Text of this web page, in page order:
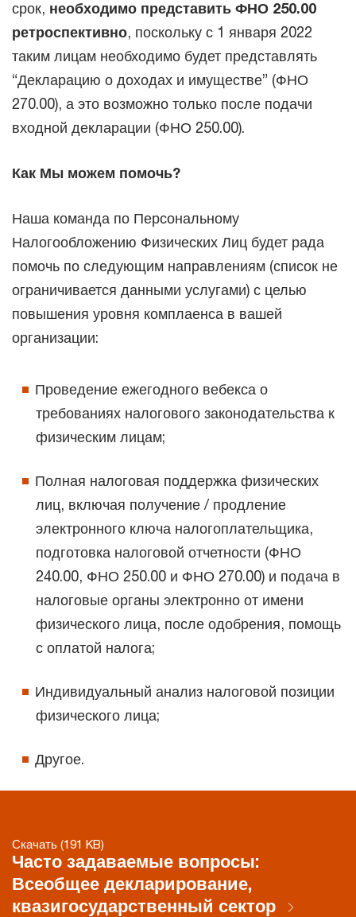
срок, необходимо представить ФНО 250.00
ретроспективно, поскольку с 1 января 2022
таким лицам необходимо будет представлять
“Декларацию о доходах и имуществе” (ФНО
270.00), а это возможно только после подачи
входной декларации (ФНО 250.00).
Как Мы можем помочь?
Наша команда по Персональному
Налогообложению Физических Лиц будет рада
помочь по следующим направлениям (список не
ограничивается данными услугами) с целью
повышения уровня комплаенса в вашей
организации:
Проведение ежегодного вебекса о
требованиях налогового законодательства к
физическим лицам;
Полная налоговая поддержка физических
лиц, включая получение / продление
электронного ключа налогоплательщика,
подготовка налоговой отчетности (ФНО
240.00, ФНО 250.00 и ФНО 270.00) и подача в
налоговые органы электронно от имени
физического лица, после одобрения, помощь
с оплатой налога;
Индивидуальный анализ налоговой позиции
физического лица;
Другое.
Скачать (191 KB)
Часто задаваемые вопросы:
Всеобщее декларирование,
квазигосударственный сектор